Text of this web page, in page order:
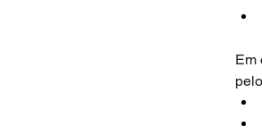
Em